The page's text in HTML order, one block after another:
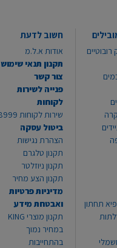
תחתון
חשוב לדעת
אודות א.ל.מ
תקנון תנאי שימוש
צור קשר
פנייה לשירות
לקוחות
שירות לקוחות 8999*
ביטול עסקה
הצהרת נגישות
תקנון טלגרם
תקנון ניוזלטר
תקנון הצע מחיר
מדיניות פרטיות
ואבטחת מידע
תקנון מוצרי KING
במחיר נמוך
בהתחייבות